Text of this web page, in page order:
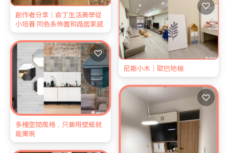
創作者分享｜俞丁生活美學從
小培養 同色系佈置和諧居家感
多種空間風格，只要用壁紙就
能實現
♡
尼斯小木｜歐巴地板
♡
♡